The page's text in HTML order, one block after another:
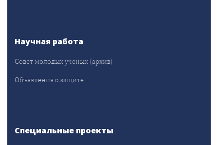
Научная работа
Совет молодых учёных (архив)
Объявления о защите
Специальные проекты